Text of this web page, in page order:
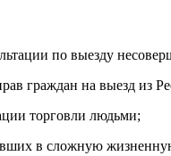
по выезду
граждан на выезд из
торговли людьми;
в сложную